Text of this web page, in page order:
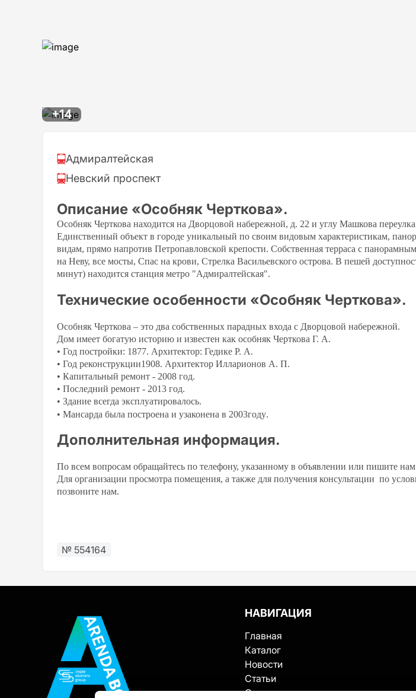
+14
Адмиралтейская
Невский проспект
Описание «Особняк Черткова».
Особняк Черткова находится на Дворцовой набережной, д. 22 и углу Машкова
Единственный объект в городе уникальный по своим видовым характеристикам,
видам, прямо напротив Петропавловской крепости. Собственная терраса с
на Неву, все мосты, Спас на крови, Стрелка Васильевского острова. В пешей
минут) находится станция метро "Адмиралтейская".
Технические особенности «Особняк Черткова».
Особняк Черткова – это два собственных парадных входа с Дворцовой набережной.
Дом имеет богатую историю и известен как особняк Черткова Г. А.
• Год постройки: 1877. Архитектор: Гедике Р. А.
• Год реконструкции1908. Архитектор Илларионов А. П.
• Капитальный ремонт - 2008 год.
• Последний ремонт - 2013 год.
• Здание всегда эксплуатировалось.
• Мансарда была построена и узаконена в 2003году.
Дополнительная информация.
По всем вопросам обращайтесь по телефону, указанному в объявлении или пишите нам
Для организации просмотра помещения, а также для получения консультации по
позвоните нам.
№ 554164
НАВИГАЦИЯ
Главная
Каталог
Новости
Статьи
О сервисе